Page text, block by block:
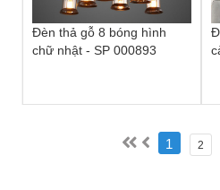
Đèn thả gỗ 8 bóng hình
chữ nhật - SP 000893
1 2